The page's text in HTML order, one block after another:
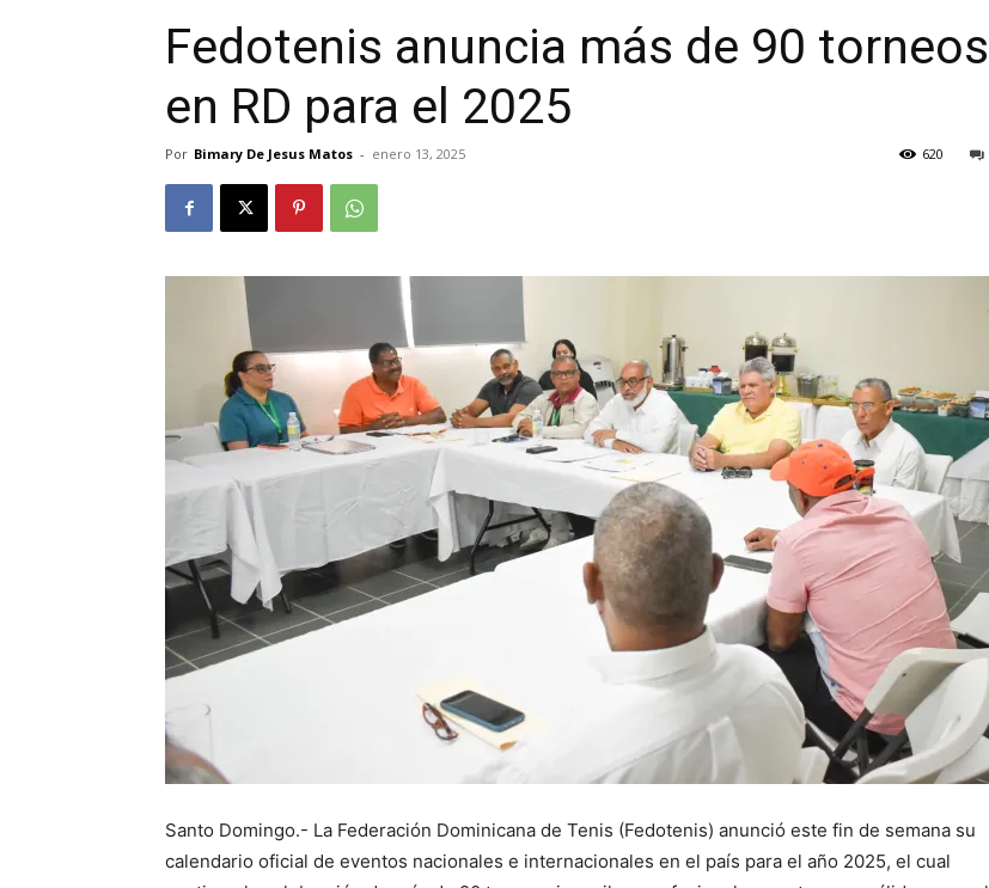
Fedotenis anuncia más de 90 torneos
en RD para el 2025
Por Bimary De Jesus Matos - enero 13, 2025 620
Santo Domingo.- La Federación Dominicana de Tenis (Fedotenis) anunció este fin de semana su
calendario oficial de eventos nacionales e internacionales en el país para el año 2025, el cual